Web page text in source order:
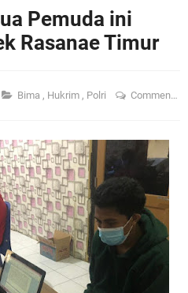
Pemuda ini
Rasanae Timur
Bima , Hukrim , Polri Comment